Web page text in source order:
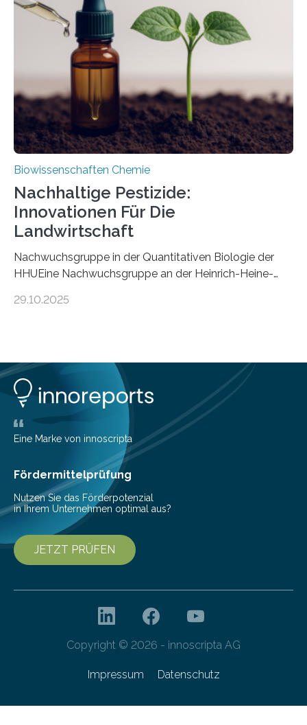
Art einer neuen Gattung beschrieben werden und trägt
nun den Namen Cretosabethes primaevus. Dieser erste
fossile Nachweis einer Stechmückenlarve in Bernstein
stellt gleichzeitig den ersten Fossilfund einer
Mückenlarve aus dem Mesozoikum dar, denn…
Biowissenschaften Chemie
Nachhaltige Pestizide:
Innovationen Für Die
Landwirtschaft
Nachwuchsgruppe in der Quantitativen Biologie der
HHUEine Nachwuchsgruppe an der Heinrich-Heine-
fünf Jahren erforschen, wie Bakterien auf
Insektenblume. Das Bundesministerium für Forschung,
Technologie und Raumfahrt (BMFTR) fördert das
Projekt im Rahmen der Nationalen
Bioökonomiestrategie mit rund 2,7 Millionen Euro.
Pestizide sind äußerst wichtig, um die globale
Ernährung zu sichern. Ohne sie besteht die weltweite
Gefahr erheblicher…
29.10.2025
Eine Marke von innoscripta
Fördermittelprüfung
Nutzen Sie das Förderpotenzial
in Ihrem Unternehmen optimal aus?
JETZT PRÜFEN
Copyright © 2026 - innoscripta AG
Impressum Datenschutz